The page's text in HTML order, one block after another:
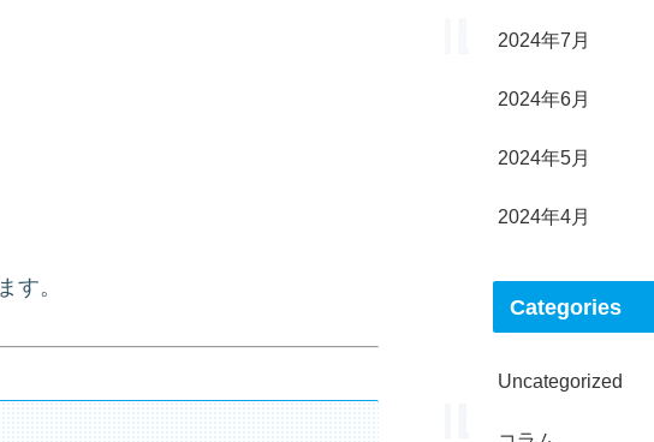
す。
2024年7月
2024年6月
2024年5月
2024年4月
Categories
Uncategorized